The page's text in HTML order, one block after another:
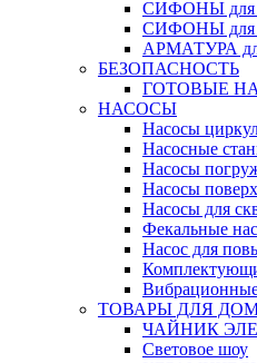
СИФОНЫ для
СИФОНЫ для
АРМАТУРА
БЕЗОПАСНОСТЬ
ГОТОВЫЕ
НАСОСЫ
Насосы
Насосные
Насосы
Насосы
Насосы для
Фекальные
Насос для
ТОВАРЫ ДЛЯ
ЧАЙНИК
Световое шоу